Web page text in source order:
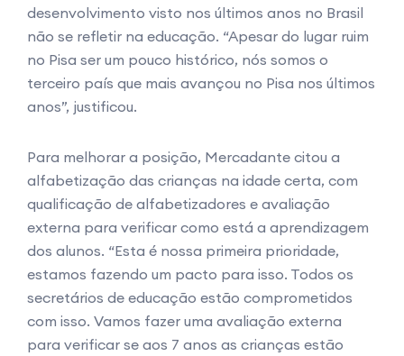
desenvolvimento visto nos últimos anos no Brasil
não se refletir na educação. “Apesar do lugar ruim
no Pisa ser um pouco histórico, nós somos o
terceiro país que mais avançou no Pisa nos últimos
anos”, justificou.
Para melhorar a posição, Mercadante citou a
alfabetização das crianças na idade certa, com
qualificação de alfabetizadores e avaliação
externa para verificar como está a aprendizagem
dos alunos. “Esta é nossa primeira prioridade,
estamos fazendo um pacto para isso. Todos os
secretários de educação estão comprometidos
com isso. Vamos fazer uma avaliação externa
para verificar se aos 7 anos as crianças estão